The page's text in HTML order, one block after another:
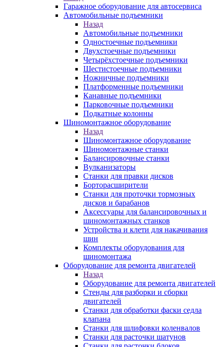
Гаражное оборудование для автосервиса
Автомобильные подъемники
Назад
Автомобильные подъемники
Одностоечные подъемники
Двухстоечные подъемники
Четырёхстоечные подъемники
Шестистоечные подъемники
Ножничные подъемники
Платформенные подъемники
Канавные подъемники
Парковочные подъемники
Подкатные колонны
Шиномонтажное оборудование
Назад
Шиномонтажное оборудование
Шиномонтажные станки
Балансировочные станки
Вулканизаторы
Станки для правки дисков
Борторасширители
Станки для проточки тормозных
дисков и барабанов
Аксессуары для балансировочных и
шиномонтажных станков
Устройства и клети для накачивания
шин
Комплекты оборудования для
шиномонтажа
Оборудование для ремонта двигателей
Назад
Оборудование для ремонта двигателей
Стенды для разборки и сборки
двигателей
Станки для обработки фаски седла
клапана
Станки для шлифовки коленвалов
Станки для расточки шатунов